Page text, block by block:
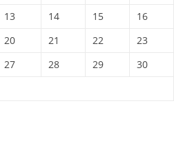
13 14 15
16
20 21 22
23
27 28 29
30